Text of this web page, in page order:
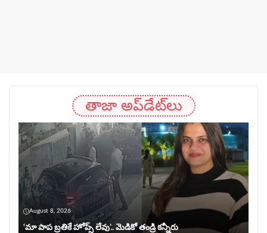
తాజా అప్‌డేట్‌లు
August 8, 2026
‘మా పాప బ్రతికే హోప్స్ లేవు’.. మెడికో తండ్రి కన్నీరు